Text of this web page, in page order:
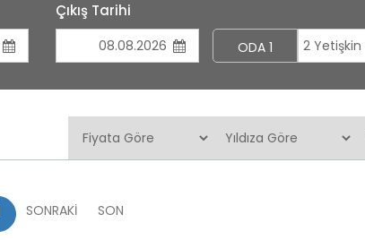
Çıkış Tarihi
ODA 1 2 Yetişkin
SONRAKİ SON